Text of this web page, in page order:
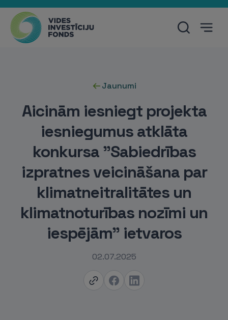
Jaunumi
Aicinām iesniegt projekta
iesniegumus atklāta
konkursa "Sabiedrības
izpratnes veicināšana par
klimatneitralitātes un
klimatnoturības nozīmi un
iespējām" ietvaros
02.07.2025